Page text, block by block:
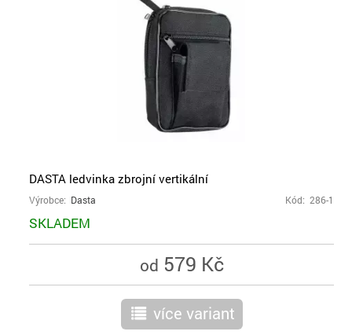
DASTA ledvinka zbrojní vertikální
Výrobce: Dasta Kód: 286-1
SKLADEM
od 579 Kč
r více variant